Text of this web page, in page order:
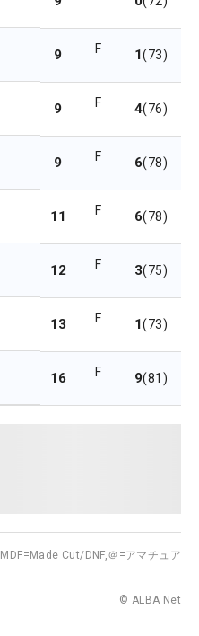
9 F 1(73)
9 F 4(76)
9 F 6(78)
11 F 6(78)
12 F 3(75)
13 F 1(73)
16 F 9(81)
MDF=Made Cut/DNF,＠=アマチュア
© ALBA Net